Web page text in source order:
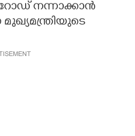
നന്നാക്കാൻ